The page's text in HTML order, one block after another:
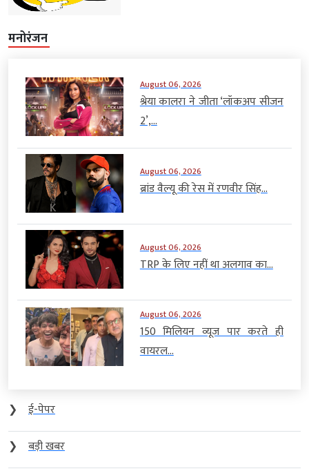
मनोरंजन
August 06, 2026
श्रेया कालरा ने जीता ‘लॉकअप सीजन
2’,...
August 06, 2026
ब्रांड वैल्यू की रेस में रणवीर सिंह...
August 06, 2026
TRP के लिए नहीं था अलगाव का...
August 06, 2026
150 मिलियन व्यूज पार करते ही
वायरल...
❯
ई-पेपर
❯
बड़ी खबर